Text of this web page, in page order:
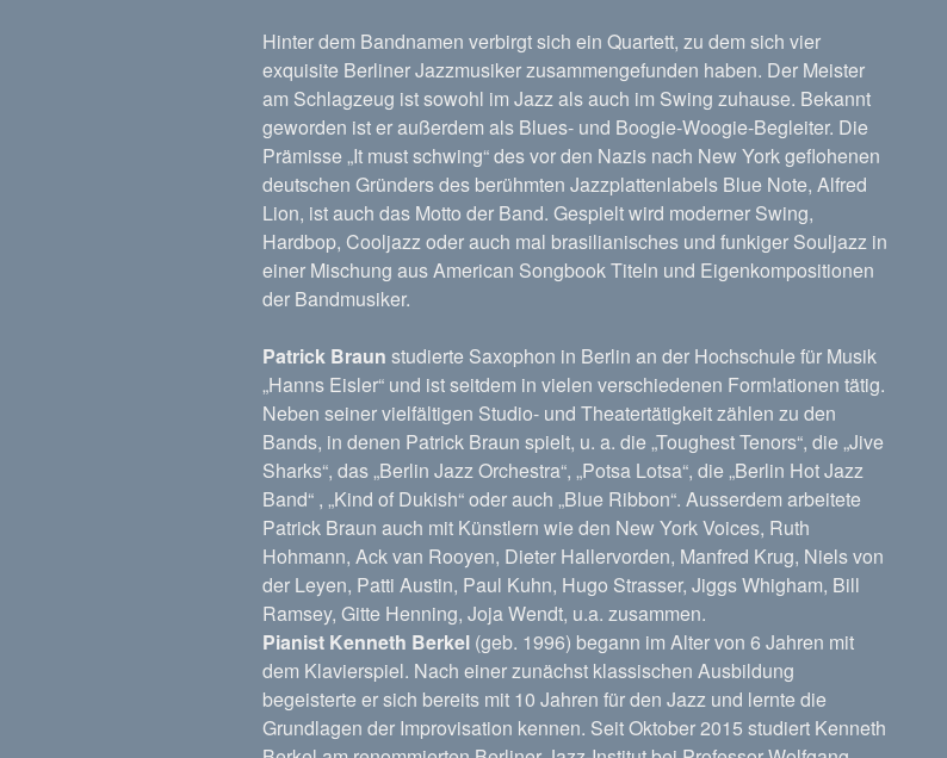
Hinter dem Bandnamen verbirgt sich ein Quartett, zu dem sich vier
exquisite Berliner Jazzmusiker zusammengefunden haben. Der Meister
am Schlagzeug ist sowohl im Jazz als auch im Swing zuhause. Bekannt
geworden ist er außerdem als Blues- und Boogie-Woogie-Begleiter. Die
Prämisse „It must schwing“ des vor den Nazis nach New York geflohenen
deutschen Gründers des berühmten Jazzplattenlabels Blue Note, Alfred
Lion, ist auch das Motto der Band. Gespielt wird moderner Swing,
Hardbop, Cooljazz oder auch mal brasilianisches und funkiger Souljazz in
einer Mischung aus American Songbook Titeln und Eigenkompositionen
der Bandmusiker.
Patrick Braun studierte Saxophon in Berlin an der Hochschule für Musik
„Hanns Eisler“ und ist seitdem in vielen verschiedenen Form!ationen tätig.
Neben seiner vielfältigen Studio- und Theatertätigkeit zählen zu den
Bands, in denen Patrick Braun spielt, u. a. die „Toughest Tenors“, die „Jive
Sharks“, das „Berlin Jazz Orchestra“, „Potsa Lotsa“, die „Berlin Hot Jazz
Band“ , „Kind of Dukish“ oder auch „Blue Ribbon“. Ausserdem arbeitete
Patrick Braun auch mit Künstlern wie den New York Voices, Ruth
Hohmann, Ack van Rooyen, Dieter Hallervorden, Manfred Krug, Niels von
der Leyen, Patti Austin, Paul Kuhn, Hugo Strasser, Jiggs Whigham, Bill
Ramsey, Gitte Henning, Joja Wendt, u.a. zusammen.
Pianist Kenneth Berkel (geb. 1996) begann im Alter von 6 Jahren mit
dem Klavierspiel. Nach einer zunächst klassischen Ausbildung
begeisterte er sich bereits mit 10 Jahren für den Jazz und lernte die
Grundlagen der Improvisation kennen. Seit Oktober 2015 studiert Kenneth